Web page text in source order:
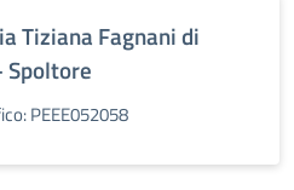
Tiziana Fagnani di
Spoltore
PEEE052058